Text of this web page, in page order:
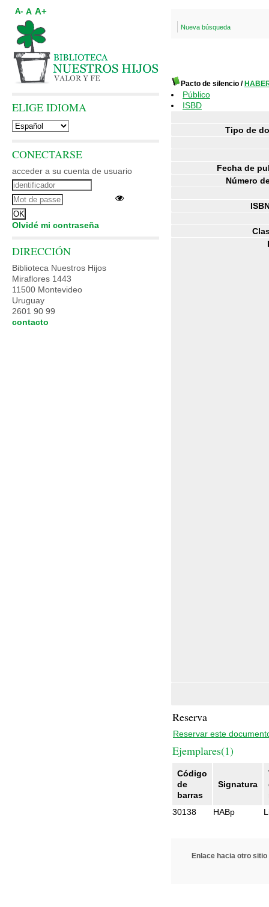
Nueva búsqueda
Pacto de silencio /
Público
ISBD
Tipo de
Fecha de
Número
Reserva
Reservar este
Ejemplares(1)
Código
de
barras
Signatura
30138
HABp
Enlace hacia otro sitio
A- A A+
ELIGE IDIOMA
CONECTARSE
acceder a su cuenta de usuario
Olvidé mi contraseña
DIRECCIÓN
Biblioteca Nuestros Hijos
Miraflores 1443
11500 Montevideo
Uruguay
2601 90 99
contacto